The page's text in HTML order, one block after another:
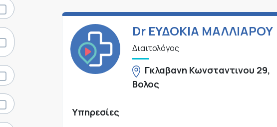
Dr ΕΥΔΟΚΙΑ ΜΑΛΛΙΑΡΟΥ
Διαιτολόγος
Γκλαβανη Κωνσταντινου 29,
Βολος
Υπηρεσίες